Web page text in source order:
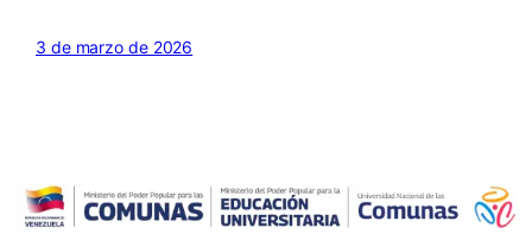
3 de marzo de 2026